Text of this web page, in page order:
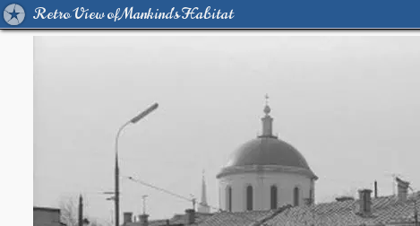
Retro View of Mankind's Habitat